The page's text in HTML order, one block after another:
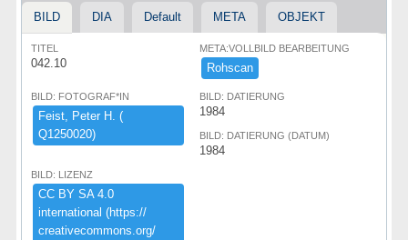
BILD DIA Default META OBJEKT
TITEL
042.10
META:VOLLBILD BEARBEITUNG
Rohscan
BILD: FOTOGRAF*IN
Feist,​ ​Peter ​H.​ ​(​
Q1250020)​
BILD: DATIERUNG
1984
BILD: DATIERUNG (DATUM)
1984
BILD: LIZENZ
CC ​BY ​SA ​4.​0 ​
international ​(​https:​/​/​
creativecommons.​org/​